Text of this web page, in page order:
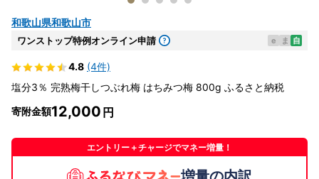
和歌山県和歌山市
ワンストップ特例オンライン申請 e ま 自
4.8 (4件)
塩分3％ 完熟梅干しつぶれ梅 はちみつ梅 800g ふるさと納税
寄附金額12,000
エントリー＋チャージでマネー増量！